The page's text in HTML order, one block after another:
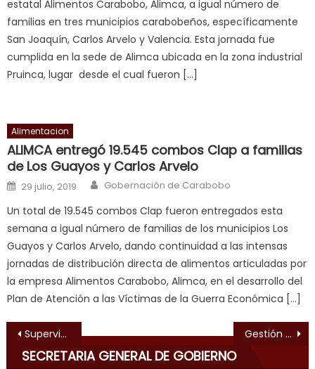
आपक
पस
द,
sexy
bbw
a
long
hard
fuck,
ल
भ
indian
estatal Alimentos Carabobo, Alimca, a igual número de
familias en tres municipios carabobeños, específicamente
San Joaquín, Carlos Arvelo y Valencia. Esta jornada fue
cumplida en la sede de Alimca ubicada en la zona industrial
Pruinca, lugar desde el cual fueron […]
Alimentacion
ALIMCA entregó 19.545 combos Clap a familias
de Los Guayos y Carlos Arvelo
Posted on
29 julio, 2019 Author
Gobernación de Carabobo
Un total de 19.545 combos Clap fueron entregados esta
semana a igual número de familias de los municipios Los
Guayos y Carlos Arvelo, dando continuidad a las intensas
jornadas de distribución directa de alimentos articuladas por
la empresa Alimentos Carabobo, Alimca, en el desarrollo del
Plan de Atención a las Víctimas de la Guerra Económica […]
Navegación de entradas
Supervisan balnearios carabobeños para recibir a temporadistas en enero Gestión social de Lacava culmina el año 2019 con balance positivo 29.12.2019
SECRETARIA GENERAL DE GOBIERNO